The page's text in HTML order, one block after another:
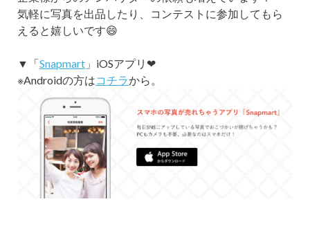
気軽に写真を出品したり、コンテストに参加してもら
えると嬉しいです😄
▼「Snapmart」iOSアプリ❤
※Androidの方はコチラから。